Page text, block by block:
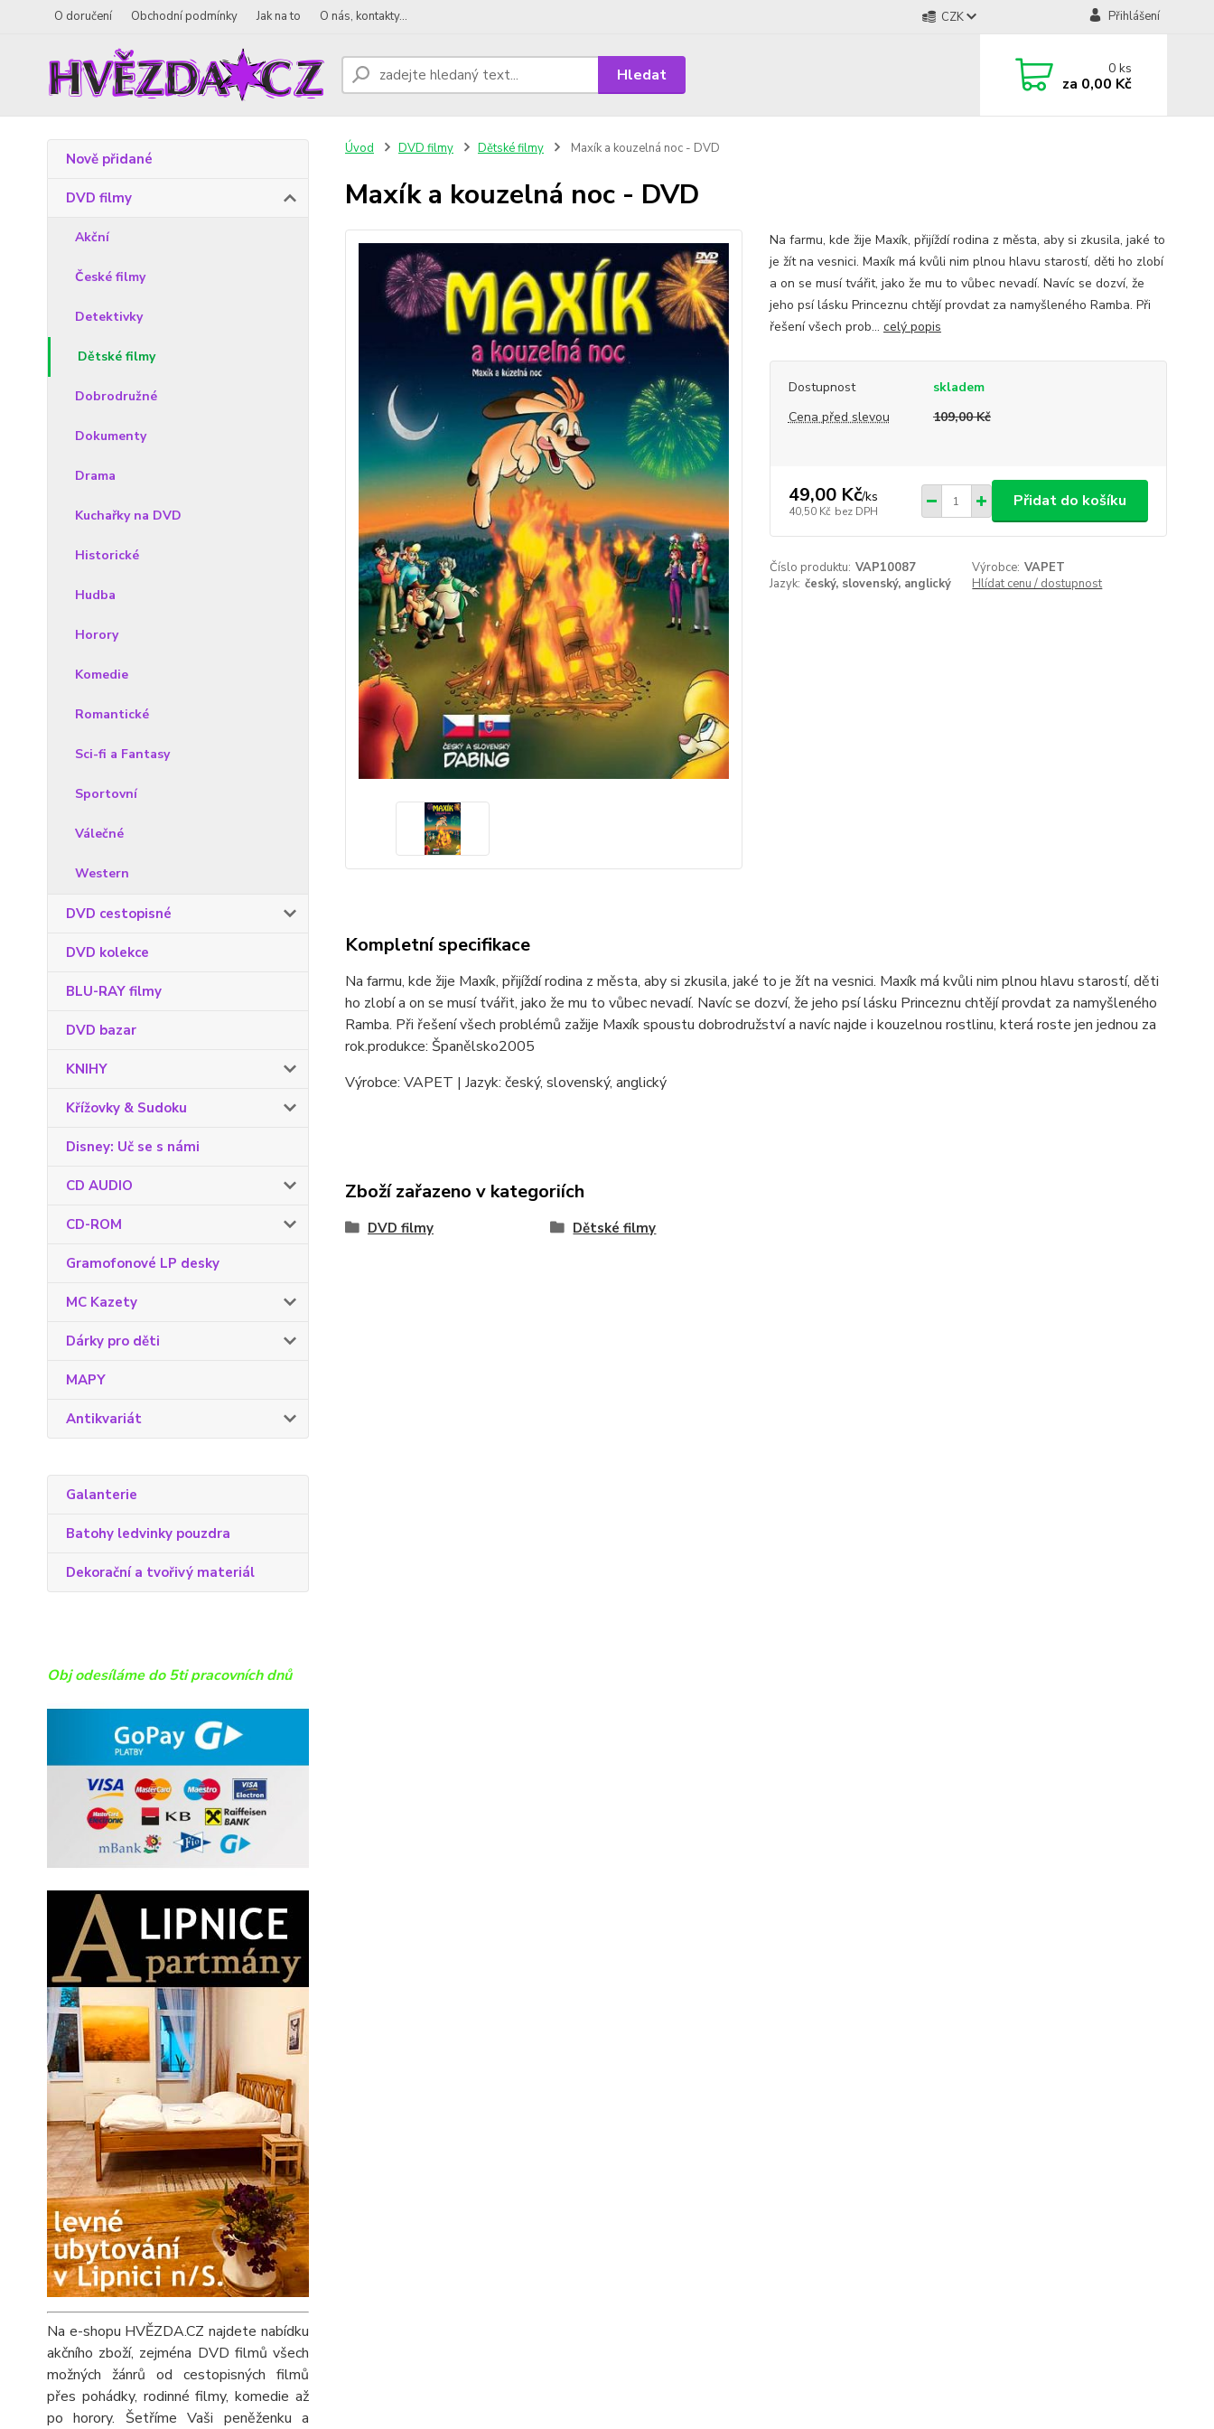
O doručení Obchodní podmínky Jak na to O nás, kontakty... CZK Přihlášení
Hledat 0ks
za 0,00 Kč
Nově přidané
DVD filmy
Akční
České filmy
Detektivky
Dětské filmy
Dobrodružné
Dokumenty
Drama
Kuchařky na DVD
Historické
Hudba
Horory
Komedie
Romantické
Sci-fi a Fantasy
Sportovní
Válečné
Western
DVD cestopisné
DVD kolekce
BLU-RAY filmy
DVD bazar
KNIHY
Křížovky & Sudoku
Disney: Uč se s námi
CD AUDIO
CD-ROM
Gramofonové LP desky
MC Kazety
Dárky pro děti
MAPY
Antikvariát
Galanterie
Batohy ledvinky pouzdra
Dekorační a tvořivý materiál
Obj odesíláme do 5ti pracovních dnů
Na e-shopu HVĚZDA.CZ najdete nabídku
akčního zboží, zejména DVD filmů všech
možných žánrů od cestopisných filmů
přes pohádky, rodinné filmy, komedie až
po horory. Šetříme Vaši peněženku a
Úvod DVD filmy Dětské filmy Maxík a kouzelná noc - DVD
Maxík a kouzelná noc - DVD
Na farmu, kde žije Maxík, přijíždí rodina z města, aby si zkusila, jaké to
je žít na vesnici. Maxík má kvůli nim plnou hlavu starostí, děti ho zlobí
a on se musí tvářit, jako že mu to vůbec nevadí. Navíc se dozví, že
jeho psí lásku Princeznu chtějí provdat za namyšleného Ramba. Při
řešení všech prob... celý popis
Dostupnost
skladem
Cena před slevou
109,00 Kč
49,00 Kč/ks
40,50 Kč bez DPH
Přidat do košíku
Číslo produktu: VAP10087 Výrobce: VAPET
Jazyk: český, slovenský, anglický Hlídat cenu / dostupnost
Kompletní specifikace
Na farmu, kde žije Maxík, přijíždí rodina z města, aby si zkusila, jaké to je žít na vesnici. Maxík má kvůli nim plnou hlavu starostí, děti
ho zlobí a on se musí tvářit, jako že mu to vůbec nevadí. Navíc se dozví, že jeho psí lásku Princeznu chtějí provdat za namyšleného
Ramba. Při řešení všech problémů zažije Maxík spoustu dobrodružství a navíc najde i kouzelnou rostlinu, která roste jen jednou za
rok.produkce: Španělsko2005
Výrobce: VAPET | Jazyk: český, slovenský, anglický
Zboží zařazeno v kategoriích
DVD filmy Dětské filmy